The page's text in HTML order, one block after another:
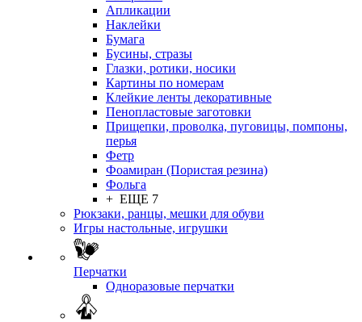
Апликации
Наклейки
Бумага
Бусины, стразы
Глазки, ротики, носики
Картины по номерам
Клейкие ленты декоративные
Пенопластовые заготовки
Прищепки, проволка, пуговицы, помпоны,
перья
Фетр
Фоамиран (Пористая резина)
Фольга
+ ЕЩЕ 7
Рюкзаки, ранцы, мешки для обуви
Игры настольные, игрушки
Перчатки
Одноразовые перчатки